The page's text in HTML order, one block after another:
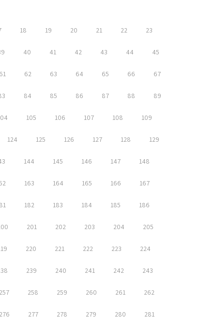
18 19 20 21 22 23
40 41 42 43 44 45
62 63 64 65 66 67
84 85 86 87 88 89
105 106 107 108 109
124 125 126 127 128 129
144 145 146 147 148
163 164 165 166 167
182 183 184 185 186
201 202 203 204 205
220 221 222 223 224
239 240 241 242 243
258 259 260 261 262
277 278 279 280 281